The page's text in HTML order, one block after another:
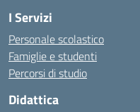
I Servizi
Personale scolastico
Famiglie e studenti
Percorsi di studio
Didattica